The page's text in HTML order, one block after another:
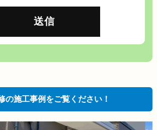
の施工事例をご覧ください！